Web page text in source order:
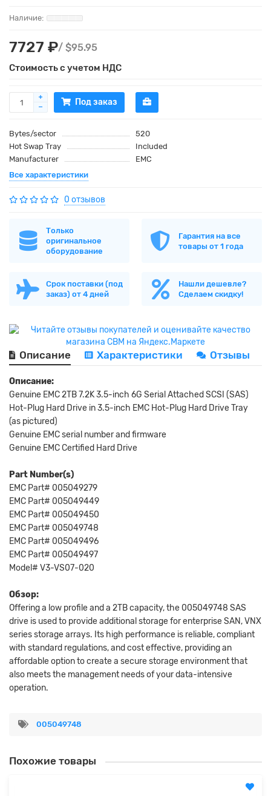
7727 ₽/ $95.95
Стоимость с учетом НДС
Под заказ
Bytes/sector
520
Hot Swap Tray
Included
Manufacturer
EMC
Все характеристики
0 отзывов
Только
оригинальное
оборудование
Гарантия на все
товары от 1 года
Срок поставки (под
заказ) от 4 дней
Нашли дешевле?
Сделаем скидку!
Описание Характеристики Отзывы
Описание:
Genuine EMC 2TB 7.2K 3.5-inch 6G Serial Attached SCSI (SAS)
Hot-Plug Hard Drive in 3.5-inch EMC Hot-Plug Hard Drive Tray
(as pictured)
Genuine EMC serial number and firmware
Genuine EMC Certified Hard Drive
Part Number(s)
EMC Part# 005049279
EMC Part# 005049449
EMC Part# 005049450
EMC Part# 005049748
EMC Part# 005049496
EMC Part# 005049497
Model# V3-VS07-020
Обзор:
Offering a low profile and a 2TB capacity, the 005049748 SAS
drive is used to provide additional storage for enterprise SAN, VNX
series storage arrays. Its high performance is reliable, compliant
with standard regulations, and cost effective, providing an
affordable option to create a secure storage environment that
also meets the management needs of your data-intensive
operation.
005049748
Похожие товары